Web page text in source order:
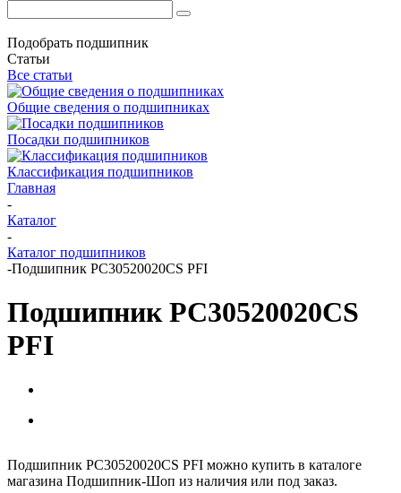
Подобрать подшипник
Статьи
Все статьи
Общие сведения о подшипниках
Посадки подшипников
Классификация подшипников
Главная
-
Каталог
-
Каталог подшипников
-Подшипник PC30520020CS PFI
Подшипник PC30520020CS
PFI
Подшипник PC30520020CS PFI можно купить в каталоге
магазина Подшипник-Шоп из наличия или под заказ.